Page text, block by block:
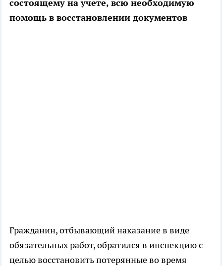
состоящему на учете, всю необходимую
помощь в восстановлении документов
Гражданин, отбывающий наказание в виде
обязательных работ, обратился в инспекцию с
целью восстановить потерянные во время